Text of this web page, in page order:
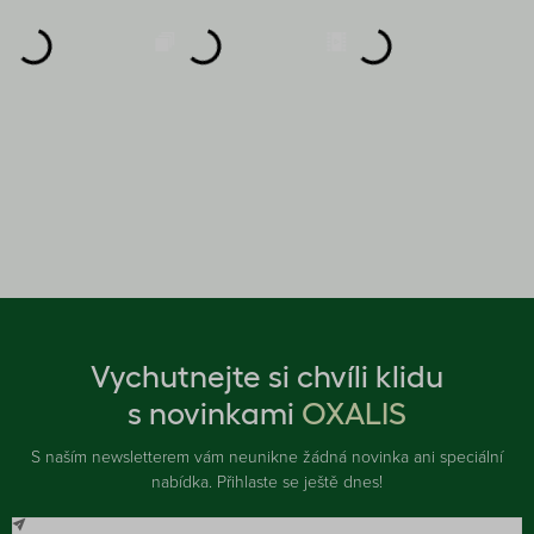
Vychutnejte si chvíli klidu
s novinkami OXALIS
S naším newsletterem vám neunikne žádná novinka ani speciální
nabídka. Přihlaste se ještě dnes!